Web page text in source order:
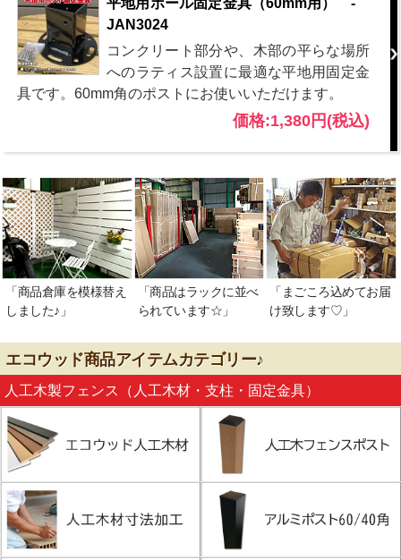
平地用ポール固定金具（60mm用） -
JAN3024
コンクリート部分や、木部の平らな場所
へのラティス設置に最適な平地用固定金
具です。60mm角のポストにお使いいただけます。
価格:1,380円(税込)
「商品倉庫を模様替え
しました♪」
「商品はラックに並べ
られています☆」
「まごころ込めてお届
け致します♡」
エコウッド商品アイテムカテゴリー♪
人工木製フェンス（人工木材・支柱・固定金具）